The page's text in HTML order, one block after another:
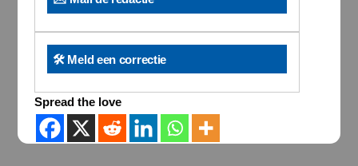
🛠️ Meld een correctie
Spread the love